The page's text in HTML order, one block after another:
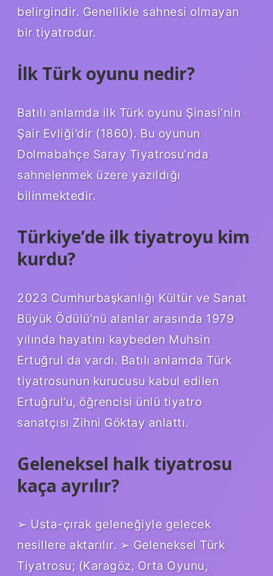
belirgindir. Genellikle sahnesi olmayan
bir tiyatrodur.
İlk Türk oyunu nedir?
Batılı anlamda ilk Türk oyunu Şinasi’nin
Şair Evliği’dir (1860). Bu oyunun
Dolmabahçe Saray Tiyatrosu’nda
sahnelenmek üzere yazıldığı
bilinmektedir.
Türkiye’de ilk tiyatroyu kim
kurdu?
2023 Cumhurbaşkanlığı Kültür ve Sanat
Büyük Ödülü’nü alanlar arasında 1979
yılında hayatını kaybeden Muhsin
Ertuğrul da vardı. Batılı anlamda Türk
tiyatrosunun kurucusu kabul edilen
Ertuğrul’u, öğrencisi ünlü tiyatro
sanatçısı Zihni Göktay anlattı.
Geleneksel halk tiyatrosu
kaça ayrılır?
➢ Usta-çırak geleneğiyle gelecek
nesillere aktarılır. ➢ Geleneksel Türk
Tiyatrosu; (Karagöz, Orta Oyunu,